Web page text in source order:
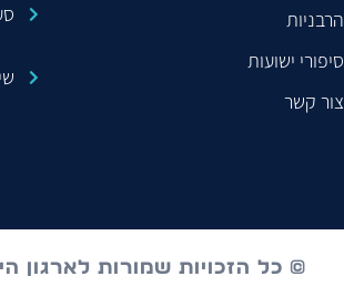
הרבניות
סיפורי ישועות
צור קשר
© כל הזכויות שמורות לארגון